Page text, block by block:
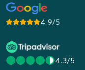
4.9/5
4.3/5